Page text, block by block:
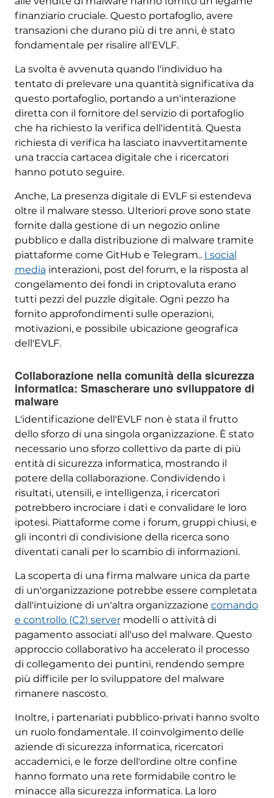
finanziario cruciale. Questo portafoglio, avere
transazioni che durano più di tre anni, è stato
fondamentale per risalire all'EVLF.
La svolta è avvenuta quando l'individuo ha
tentato di prelevare una quantità significativa da
questo portafoglio, portando a un'interazione
diretta con il fornitore del servizio di portafoglio
che ha richiesto la verifica dell'identità. Questa
richiesta di verifica ha lasciato inavvertitamente
una traccia cartacea digitale che i ricercatori
hanno potuto seguire.
Anche, La presenza digitale di EVLF si estendeva
oltre il malware stesso. Ulteriori prove sono state
fornite dalla gestione di un negozio online
pubblico e dalla distribuzione di malware tramite
piattaforme come GitHub e Telegram.. I social
media interazioni, post del forum, e la risposta al
congelamento dei fondi in criptovaluta erano
tutti pezzi del puzzle digitale. Ogni pezzo ha
fornito approfondimenti sulle operazioni,
motivazioni, e possibile ubicazione geografica
dell'EVLF.
Collaborazione nella comunità della sicurezza
informatica: Smascherare uno sviluppatore di
malware
L'identificazione dell'EVLF non è stata il frutto
dello sforzo di una singola organizzazione. È stato
necessario uno sforzo collettivo da parte di più
entità di sicurezza informatica, mostrando il
potere della collaborazione. Condividendo i
risultati, utensili, e intelligenza, i ricercatori
potrebbero incrociare i dati e convalidare le loro
ipotesi. Piattaforme come i forum, gruppi chiusi, e
gli incontri di condivisione della ricerca sono
diventati canali per lo scambio di informazioni.
La scoperta di una firma malware unica da parte
di un'organizzazione potrebbe essere completata
dall'intuizione di un'altra organizzazione comando
e controllo (C2) servermodelli o attività di
pagamento associati all'uso del malware. Questo
approccio collaborativo ha accelerato il processo
di collegamento dei puntini, rendendo sempre
più difficile per lo sviluppatore del malware
rimanere nascosto.
Inoltre, i partenariati pubblico-privati hanno svolto
un ruolo fondamentale. Il coinvolgimento delle
aziende di sicurezza informatica, ricercatori
accademici, e le forze dell'ordine oltre confine
hanno formato una rete formidabile contro le
minacce alla sicurezza informatica. La loro